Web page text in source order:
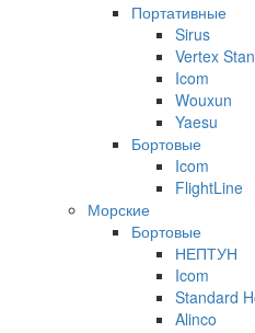
Портативные
Sirus
Vertex
Icom
Wouxun
Yaesu
Бортовые
Icom
FlightLine
Морские
Бортовые
НЕПТУН
Icom
Standard
Alinco